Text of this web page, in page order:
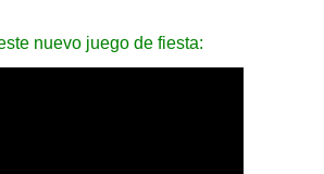
nuevo juego de fiesta: